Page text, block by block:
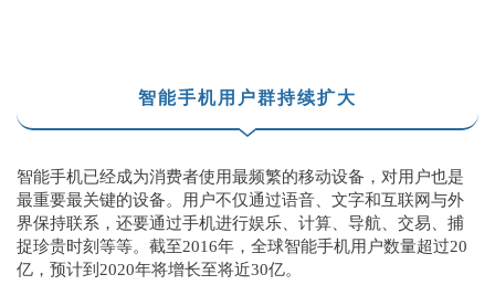
智能手机用户群持续扩大
智能手机已经成为消费者使用最频繁的移动设备，对用户也是
最重要最关键的设备。用户不仅通过语音、文字和互联网与外
界保持联系，还要通过手机进行娱乐、计算、导航、交易、捕
捉珍贵时刻等等。截至2016年，全球智能手机用户数量超过20
亿，预计到2020年将增长至将近30亿。